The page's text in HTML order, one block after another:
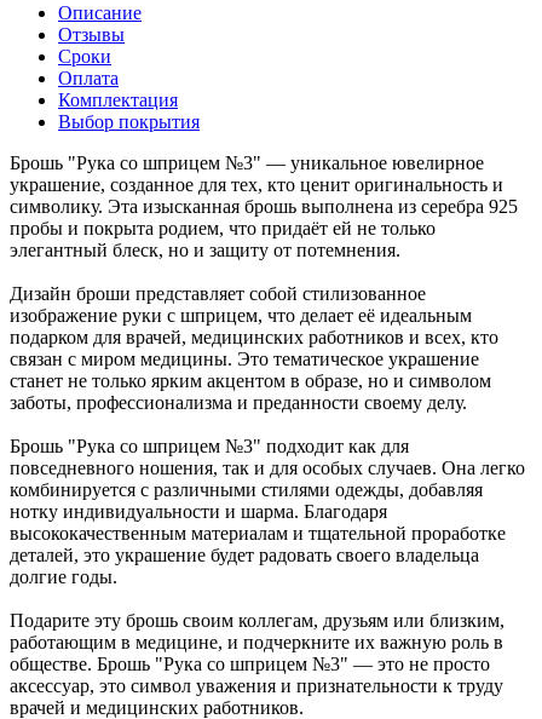
Описание
Отзывы
Сроки
Оплата
Комплектация
Выбор покрытия
Брошь "Рука со шприцем №3" — уникальное ювелирное
украшение, созданное для тех, кто ценит оригинальность и
символику. Эта изысканная брошь выполнена из серебра 925
пробы и покрыта родием, что придаёт ей не только
элегантный блеск, но и защиту от потемнения.
Дизайн броши представляет собой стилизованное
изображение руки с шприцем, что делает её идеальным
подарком для врачей, медицинских работников и всех, кто
связан с миром медицины. Это тематическое украшение
станет не только ярким акцентом в образе, но и символом
заботы, профессионализма и преданности своему делу.
Брошь "Рука со шприцем №3" подходит как для
повседневного ношения, так и для особых случаев. Она легко
комбинируется с различными стилями одежды, добавляя
нотку индивидуальности и шарма. Благодаря
высококачественным материалам и тщательной проработке
деталей, это украшение будет радовать своего владельца
долгие годы.
Подарите эту брошь своим коллегам, друзьям или близким,
работающим в медицине, и подчеркните их важную роль в
обществе. Брошь "Рука со шприцем №3" — это не просто
аксессуар, это символ уважения и признательности к труду
врачей и медицинских работников.